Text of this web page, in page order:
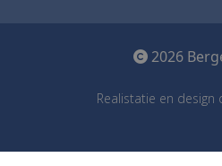
2026
Realistatie en design